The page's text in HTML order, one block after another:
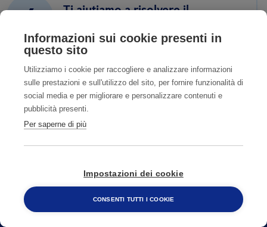
4
Ti aiutiamo a risolvere il
800 482 320
Informazioni sui cookie presenti in
questo sito
Utilizziamo i cookie per raccogliere e analizzare informazioni
sulle prestazioni e sull'utilizzo del sito, per fornire funzionalità di
social media e per migliorare e personalizzare contenuti e
pubblicità presenti.
Per saperne di più
Impostazioni dei cookie
CONSENTI TUTTI I COOKIE